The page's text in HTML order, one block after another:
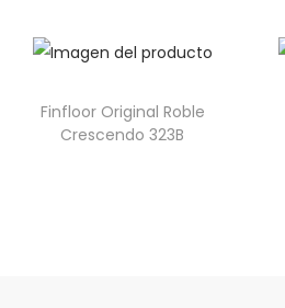
Finfloor Original Roble
Crescendo 323B